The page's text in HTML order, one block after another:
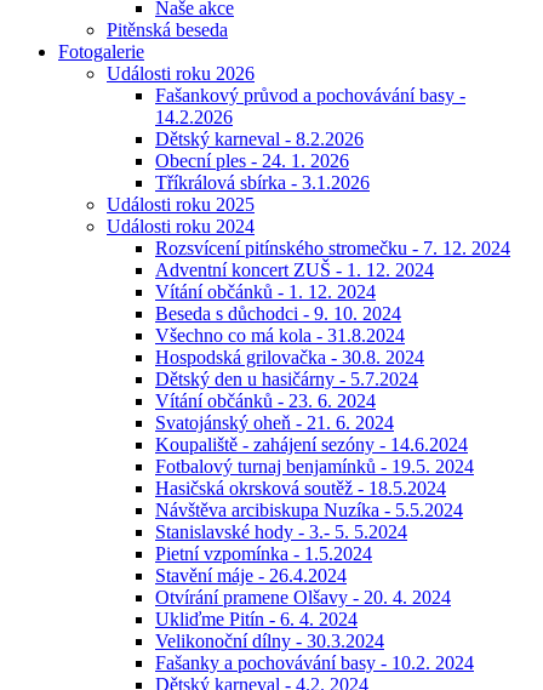
Naše akce
Pitěnská beseda
Fotogalerie
Události roku 2026
Fašankový průvod a pochovávání basy -
14.2.2026
Dětský karneval - 8.2.2026
Obecní ples - 24. 1. 2026
Tříkrálová sbírka - 3.1.2026
Události roku 2025
Události roku 2024
Rozsvícení pitínského stromečku - 7. 12. 2024
Adventní koncert ZUŠ - 1. 12. 2024
Vítání občánků - 1. 12. 2024
Beseda s důchodci - 9. 10. 2024
Všechno co má kola - 31.8.2024
Hospodská grilovačka - 30.8. 2024
Dětský den u hasičárny - 5.7.2024
Vítání občánků - 23. 6. 2024
Svatojánský oheň - 21. 6. 2024
Koupaliště - zahájení sezóny - 14.6.2024
Fotbalový turnaj benjamínků - 19.5. 2024
Hasičská okrsková soutěž - 18.5.2024
Návštěva arcibiskupa Nuzíka - 5.5.2024
Stanislavské hody - 3.- 5. 5.2024
Pietní vzpomínka - 1.5.2024
Stavění máje - 26.4.2024
Otvírání pramene Olšavy - 20. 4. 2024
Ukliďme Pitín - 6. 4. 2024
Velikonoční dílny - 30.3.2024
Fašanky a pochovávání basy - 10.2. 2024
Dětský karneval - 4.2. 2024